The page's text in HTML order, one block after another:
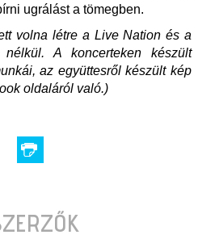
ugrálást a tömegben.
volna létre a Live Nation és a
nélkül. A koncerteken készült
az együttesről készült kép
oldaláról való.)